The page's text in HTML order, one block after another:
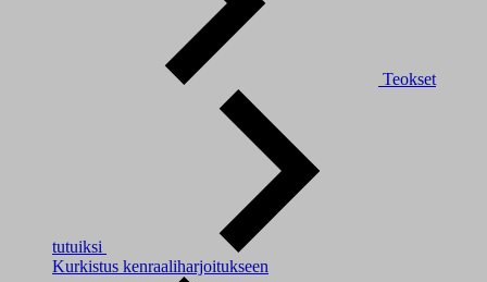
Teokset
tutuiksi
Kurkistus kenraaliharjoitukseen